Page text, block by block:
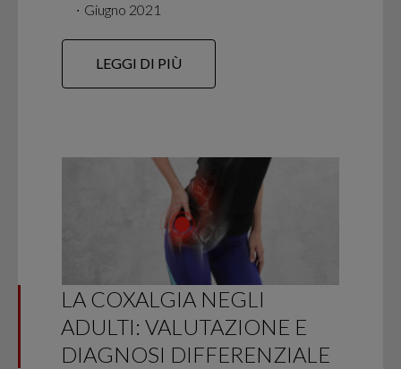
∙ Giugno 2021
LEGGI DI PIÙ
LA COXALGIA NEGLI
ADULTI: VALUTAZIONE E
DIAGNOSI DIFFERENZIALE